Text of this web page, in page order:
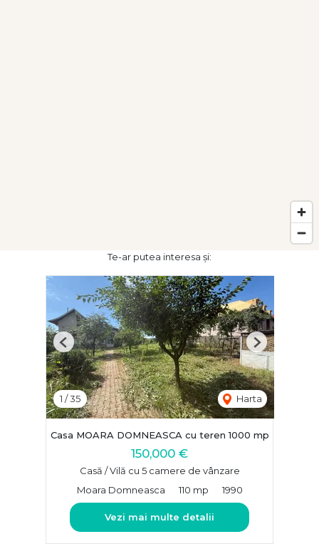
Te-ar putea interesa și:
1 /35 Harta
Previous Next
Casa MOARA DOMNEASCA cu teren 1000 mp
150,000 €
Casă / Vilă cu 5 camere de vânzare
Moara Domneasca
110 mp 1990
Vezi mai multe detalii